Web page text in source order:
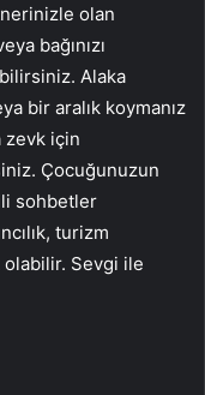
olan
bağınızı
Alaka
bir aralık koymanız
zevk için
Çocuğunuzun
sohbetler
turizm
Sevgi ile